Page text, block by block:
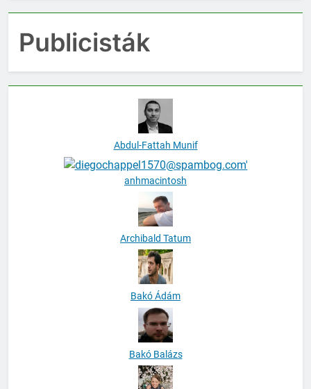
Publicisták
Abdul-Fattah Munif
anhmacintosh
Archibald Tatum
Bakó Ádám
Bakó Balázs